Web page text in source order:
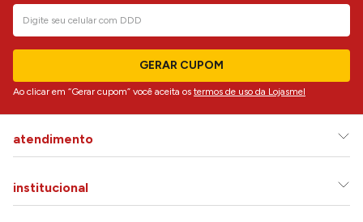
GERAR CUPOM
Ao clicar em “Gerar cupom” você aceita os termos de uso da Lojasmel
atendimento
institucional